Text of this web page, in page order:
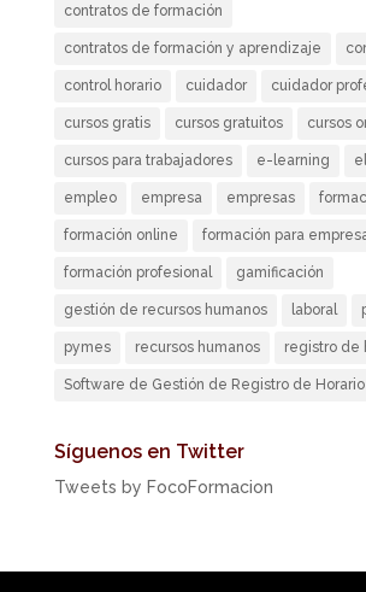
contratos de formación
contratos de formación y aprendizaje
control horario cuidador cuidador
cursos gratis cursos gratuitos cursos
cursos para trabajadores e-learning
empleo empresa empresas
formación online formación para
formación profesional gamificación
gestión de recursos humanos laboral
pymes recursos humanos registro de
Software de Gestión de Registro de Horario
Síguenos en Twitter
Tweets by FocoFormacion